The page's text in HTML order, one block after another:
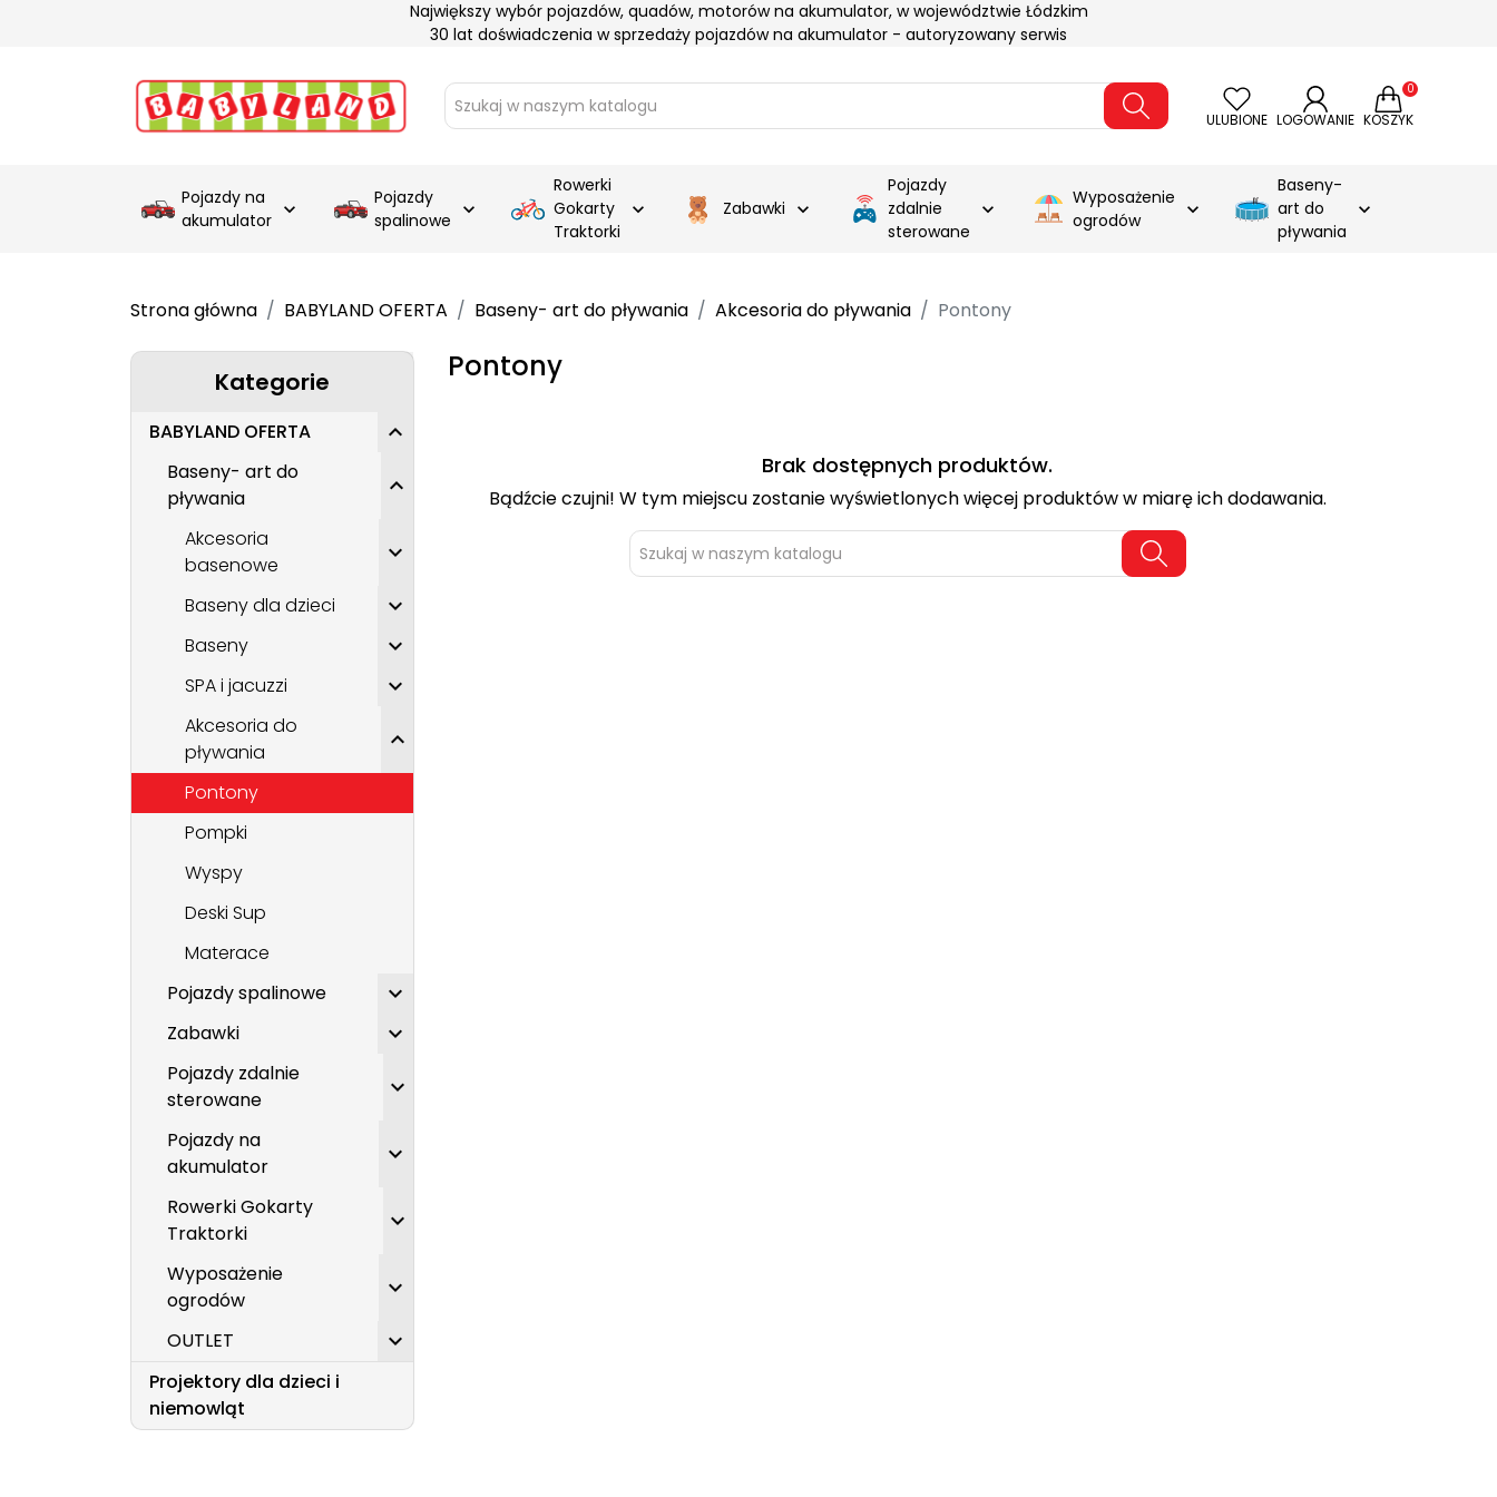
Największy wybór pojazdów, quadów, motorów na akumulator, w województwie Łódzkim
30 lat doświadczenia w sprzedaży pojazdów na akumulator - autoryzowany serwis
ULUBIONE LOGOWANIE KOSZYK
0
Pojazdy na
akumulator 
Pojazdy
spalinowe 
Rowerki
Gokarty
Traktorki
 Zabawki 
Pojazdy
zdalnie
sterowane

Wyposażenie
ogrodów

Baseny-
art do
pływania

Strona główna BABYLAND OFERTA Baseny- art do pływania Akcesoria do pływania Pontony
Kategorie
BABYLAND OFERTA 
Baseny- art do
pływania

Akcesoria
basenowe

Baseny dla dzieci 
Baseny 
SPA i jacuzzi 
Akcesoria do
pływania

Pontony
Pompki
Wyspy
Deski Sup
Materace
Pojazdy spalinowe

Zabawki 
Pojazdy zdalnie
sterowane

Pojazdy na
akumulator

Rowerki Gokarty
Traktorki

Wyposażenie
ogrodów

OUTLET 
Projektory dla dzieci i
niemowląt
Pontony
Brak dostępnych produktów.
Bądźcie czujni! W tym miejscu zostanie wyświetlonych więcej produktów w miarę ich dodawania.